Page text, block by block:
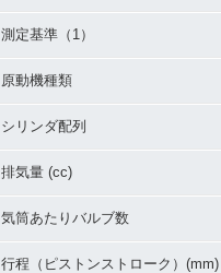
測定基準（1）
原動機種類
シリンダ配列
排気量 (cc)
気筒あたりバルブ数
行程（ピストンストローク）(mm)